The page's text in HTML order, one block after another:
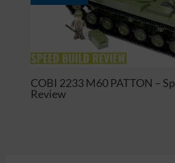
COBI 2233 M60 PATTON –
Review